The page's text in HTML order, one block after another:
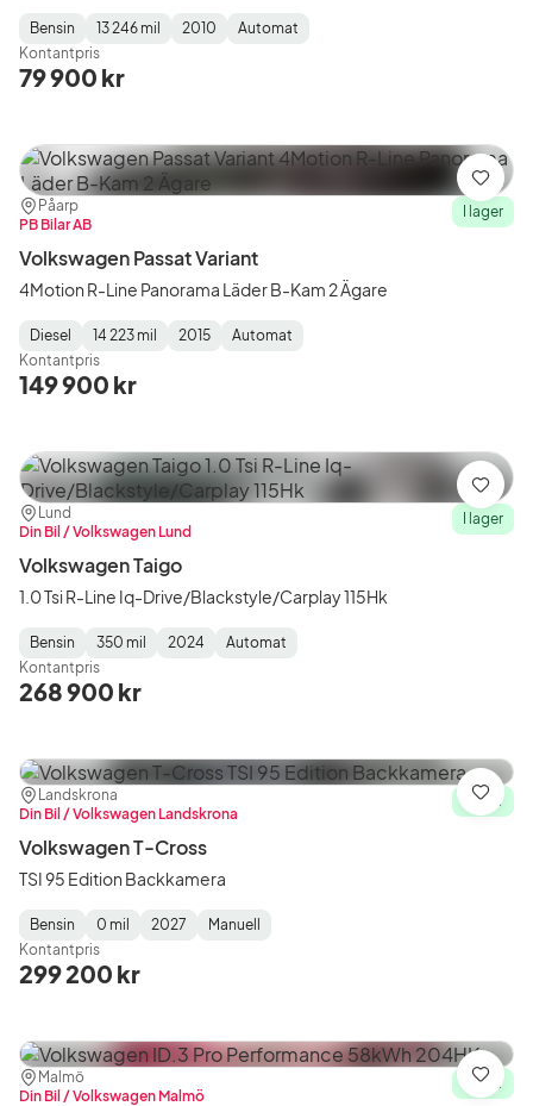
Fuel
Type:
Bensin
Mätarställning:
13 246 mil
Model
Year:
2010
Gearbox
Type:
Automat
Kontantpris
79 900 kr
Plats:
Påarp
Återförsäljare:
PB Bilar AB
I lager
Volkswagen Passat Variant
4Motion R-Line Panorama Läder B-Kam 2 Ägare
Fuel
Type:
Diesel
Mätarställning:
14 223 mil
Model
Year:
2015
Gearbox
Type:
Automat
Kontantpris
149 900 kr
Spara
Plats:
Lund
Återförsäljare:
Din Bil / Volkswagen Lund
I lager
Volkswagen Taigo
1.0 Tsi R-Line Iq-Drive/Blackstyle/Carplay 115Hk
Fuel
Type:
Bensin
Mätarställning:
350 mil
Model
Year:
2024
Gearbox
Type:
Automat
Kontantpris
268 900 kr
Spara
Plats:Landskrona
Återförsäljare:
Din Bil / Volkswagen Landskrona
I lager
Volkswagen T-Cross
TSI 95 Edition Backkamera
Fuel
Type:
Bensin
Mätarställning
0 mil
Model
Year:
2027
Gearbox
Type:
Manuell
Kontantpris
299 200 kr
Spara
Plats:
Malmö
Återförsäljare:
Din Bil / Volkswagen Malmö
I lager
Spara